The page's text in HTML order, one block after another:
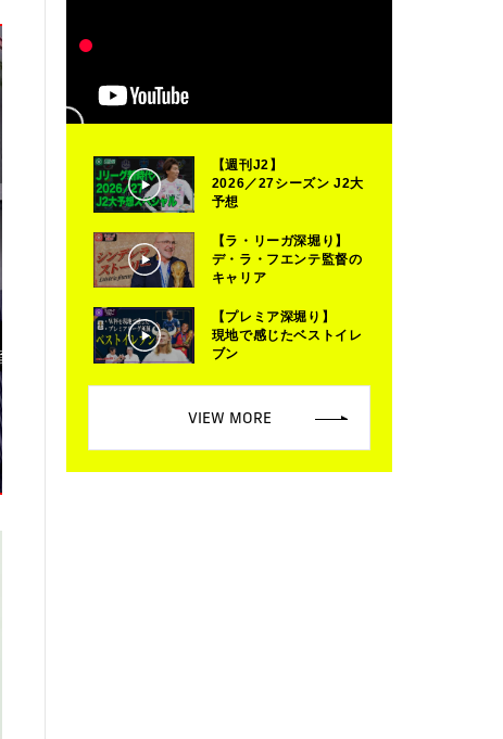
【週刊J2】
2026／27シーズン J2大
予想
【ラ・リーガ深堀り】
デ・ラ・フエンテ監督の
キャリア
【プレミア深堀り】
現地で感じたベストイレ
ブン
VIEW MORE